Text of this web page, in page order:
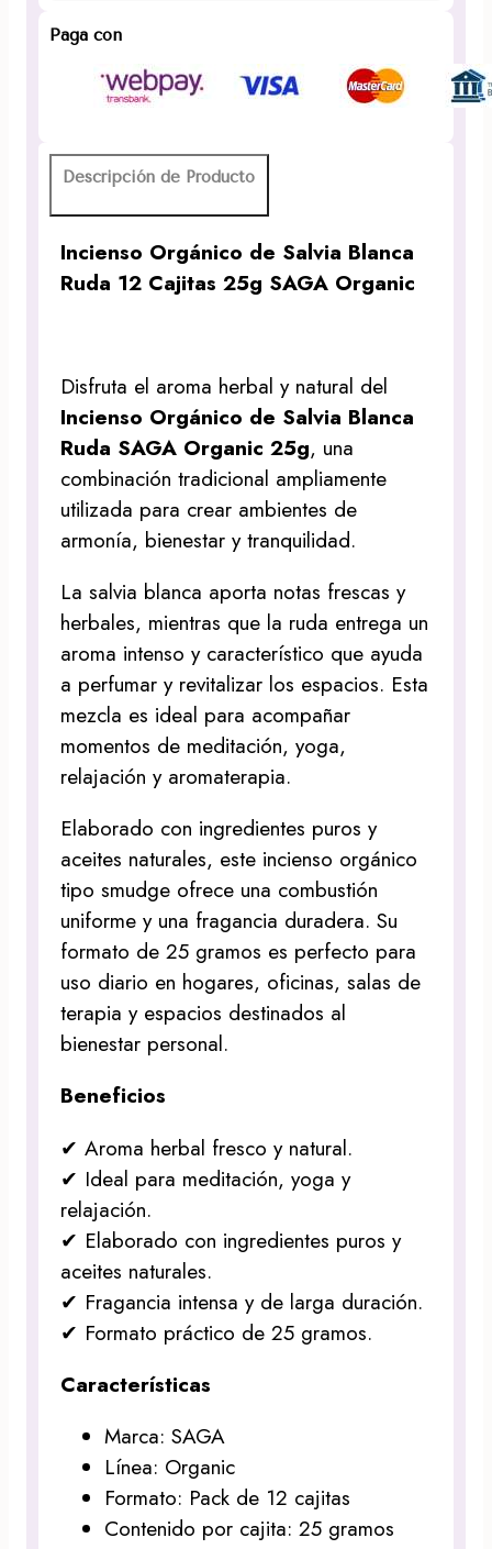
Blanca
Cajitas
SAGA
Organic
Paga con
Descripción de Producto
Incienso Orgánico de Salvia Blanca
Ruda 12 Cajitas 25g SAGA Organic
Disfruta el aroma herbal y natural del
Incienso Orgánico de Salvia Blanca
Ruda SAGA Organic 25g, una
combinación tradicional ampliamente
utilizada para crear ambientes de
armonía, bienestar y tranquilidad.
La salvia blanca aporta notas frescas y
herbales, mientras que la ruda entrega un
aroma intenso y característico que ayuda
a perfumar y revitalizar los espacios. Esta
mezcla es ideal para acompañar
momentos de meditación, yoga,
relajación y aromaterapia.
Elaborado con ingredientes puros y
aceites naturales, este incienso orgánico
tipo smudge ofrece una combustión
uniforme y una fragancia duradera. Su
formato de 25 gramos es perfecto para
uso diario en hogares, oficinas, salas de
terapia y espacios destinados al
bienestar personal.
Beneficios
✔ Aroma herbal fresco y natural.
✔ Ideal para meditación, yoga y
relajación.
✔ Elaborado con ingredientes puros y
aceites naturales.
✔ Fragancia intensa y de larga duración.
✔ Formato práctico de 25 gramos.
Características
Marca: SAGA
Línea: Organic
Formato: Pack de 12 cajitas
Contenido por cajita: 25 gramos